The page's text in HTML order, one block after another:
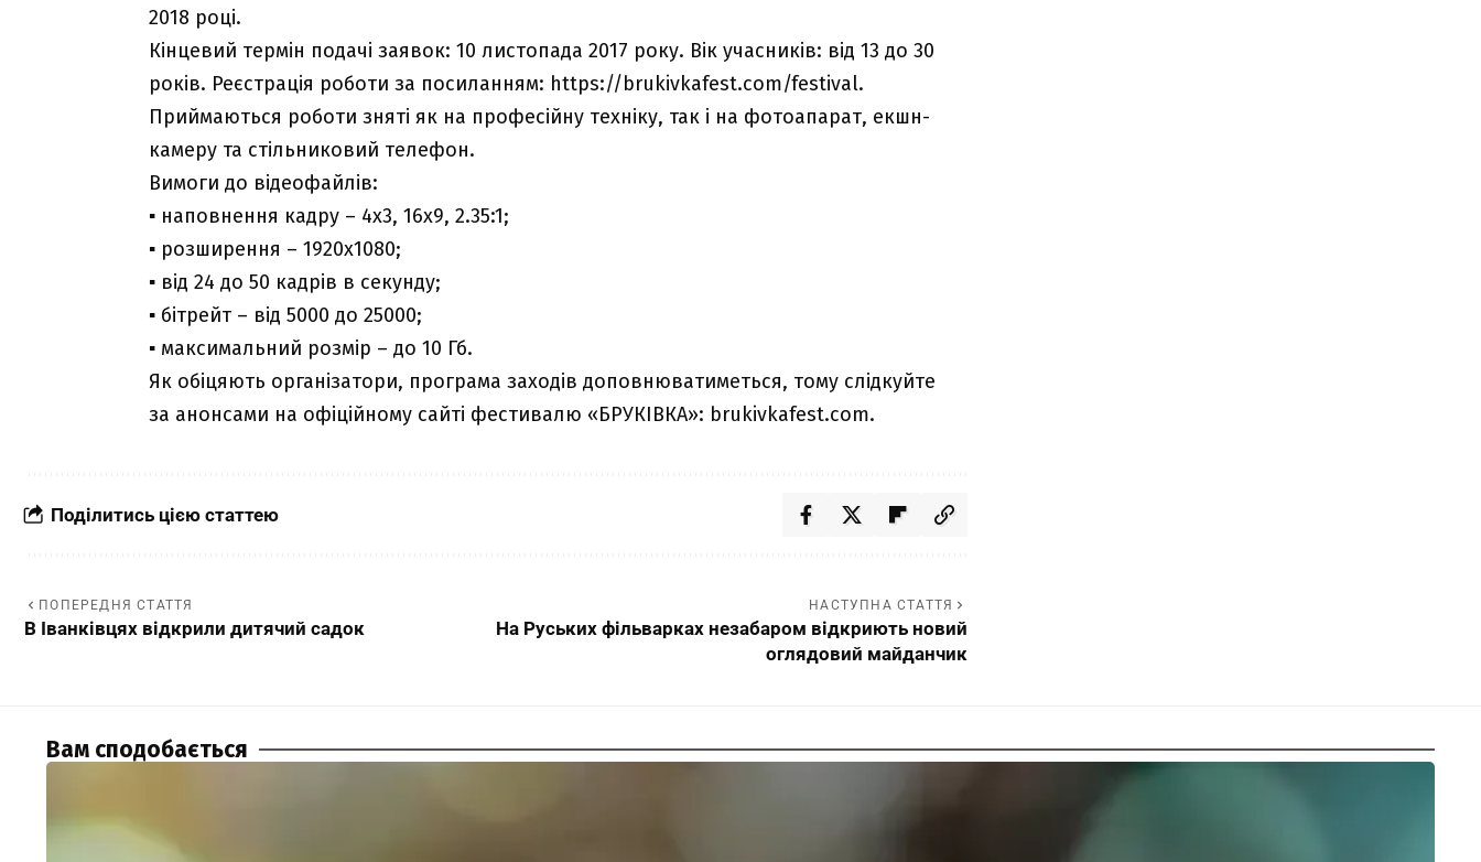
2018 році.
Кінцевий термін подачі заявок: 10 листопада 2017 року. Вік учасників: від 13 до 30
років. Реєстрація роботи за посиланням: https://brukivkafest.com/festival.
Приймаються роботи зняті як на професійну техніку, так і на фотоапарат, екшн-
камеру та стільниковий телефон.
Вимоги до відеофайлів:
▪ наповнення кадру – 4х3, 16х9, 2.35:1;
▪ розширення – 1920х1080;
▪ від 24 до 50 кадрів в секунду;
▪ бітрейт – від 5000 до 25000;
▪ максимальний розмір – до 10 Гб.
Як обіцяють організатори, програма заходів доповнюватиметься, тому слідкуйте
за анонсами на офіційному сайті фестивалю «БРУКІВКА»: brukivkafest.com.
Поділитись цією статтею
ПОПЕРЕДНЯ СТАТТЯ
В Іванківцях відкрили дитячий садок
НАСТУПНА СТАТТЯ
На Руських фільварках незабаром відкриють новий
оглядовий майданчик
Вам сподобається